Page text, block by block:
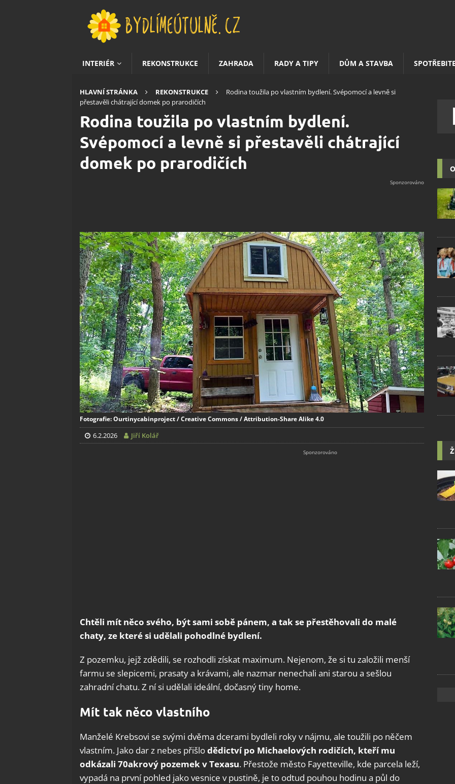
INTERIÉR REKONSTRUKCE ZAHRADA RADY A TIPY DŮM A STAVBA
HLAVNÍ STRÁNKA REKONSTRUKCE
Rodina toužila po vlastním bydlení. Svépomocí a levně si
přestavěli chátrající domek po prarodičích
Rodina toužila po vlastním bydlení.
Svépomocí a levně si přestavěli chátrající
domek po prarodičích
Fotografie: Ourtinycabinproject / Creative Commons / Attribution-Share Alike 4.0
6.2.2026 Jiří Kolář
Chtěli mít něco svého, být sami sobě pánem, a tak se přestěhovali do malé
chaty, ze které si udělali pohodlné bydlení.
Z pozemku, jejž zdědili, se rozhodli získat maximum. Nejenom, že si tu založili menší
farmu se slepicemi, prasaty a krávami, ale nazmar nenechali ani starou a sešlou
zahradní chatu. Z ní si udělali ideální, dočasný tiny home.
Mít tak něco vlastního
Manželé Krebsovi se svými dvěma dcerami bydleli roky v nájmu, ale toužili po něčem
vlastním. Jako dar z nebes přišlodědictví po Michaelových rodičích, kteří mu
odkázali 70akrový pozemek v Texasu. Přestože město Fayetteville, kde parcela leží,
vypadá na první pohled jako vesnice v pustině, je to odtud pouhou hodinu a půl do